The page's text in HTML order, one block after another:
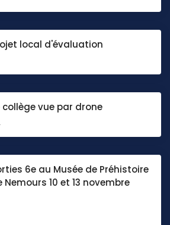
local d'évaluation
collège vue par drone
6e au Musée de Préhistoire
Nemours 10 et 13 novembre